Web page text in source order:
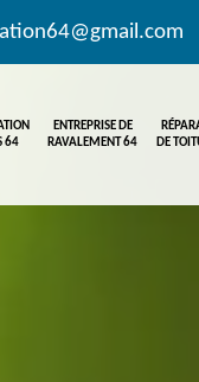
64
ENTREPRISE DE
RAVALEMENT 64
DE